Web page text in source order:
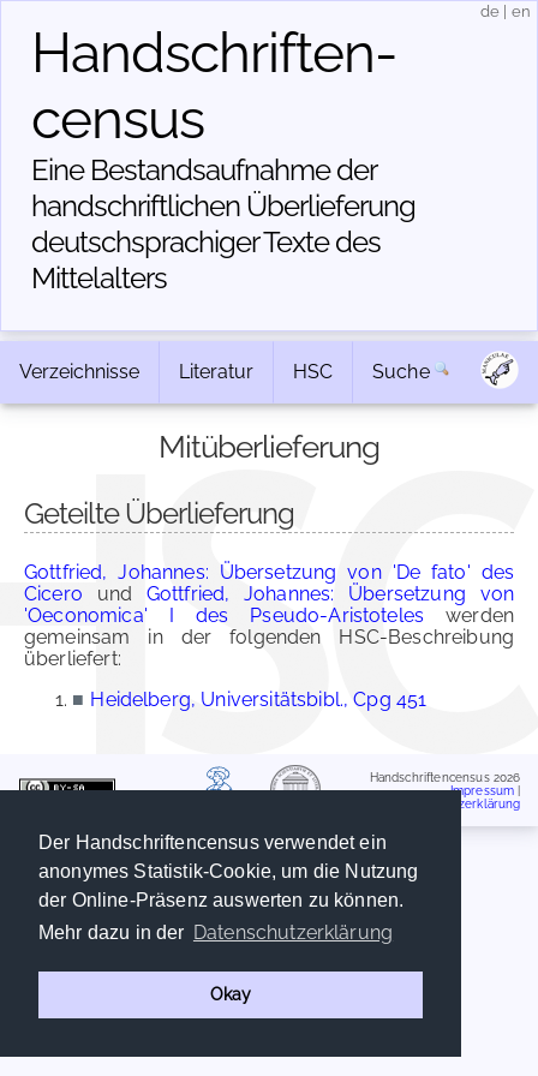
Der Handschriftencensus verwendet ein
anonymes Statistik-Cookie, um die Nutzung
der Online-Präsenz auswerten zu können.
Mehr dazu in der Datenschutzerklärung
Okay
Handschriften­
census
Eine Bestandsaufnahme der
handschriftlichen Über­lieferung
deutschsprachiger Texte des
Mittelalters
de en
Verzeichnisse Literatur HSC Suche
Mitüberlieferung
Geteilte Überlieferung
Gottfried, Johannes: Übersetzung von 'De fato' des
Cicero und Gottfried, Johannes: Übersetzung von
'Oeconomica' I des Pseudo-Aristoteles werden
gemeinsam in der folgenden HSC-Beschreibung
überliefert:
■ Heidelberg, Universitätsbibl., Cpg 451
Handschriftencensus 2026
Impressum
Datenschutzerklärung